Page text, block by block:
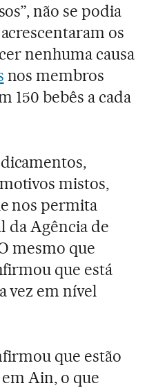
não se podia
os
nenhuma causa
nos membros
150 bebês a cada
mistos,
nos permita
da Agência de
mesmo que
que está
vez em nível
que estão
Ain, o que